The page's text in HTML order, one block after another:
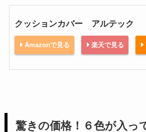
クッションカバー アルテック
Amazonで見る 楽天で見る
驚きの価格！６色が入っ